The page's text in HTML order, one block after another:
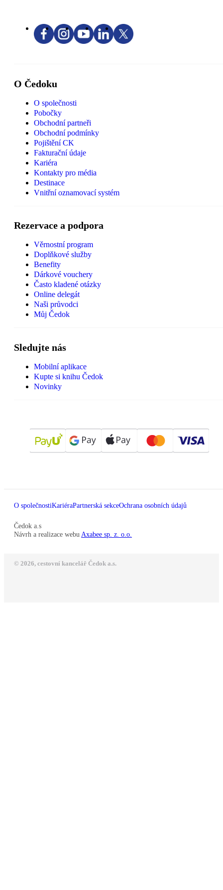
O Čedoku
O společnosti
Pobočky
Obchodní partneři
Obchodní podmínky
Pojištění CK
Fakturační údaje
Kariéra
Kontakty pro média
Destinace
Vnitřní oznamovací systém
Rezervace a podpora
Věrnostní program
Doplňkové služby
Benefity
Dárkové vouchery
Často kladené otázky
Online delegát
Naši průvodci
Můj Čedok
Sledujte nás
Mobilní aplikace
Kupte si knihu Čedok
Novinky
O společnostiKariéraPartnerská sekceOchrana osobních údajů
Čedok a.s
Návrh a realizace webu Axabee sp. z. o.o.
© 2026, cestovní kancelář Čedok a.s.